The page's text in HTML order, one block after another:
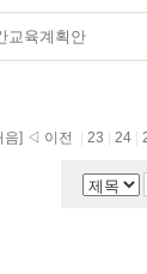
교육계획안
음] ◁ 이전 23 24